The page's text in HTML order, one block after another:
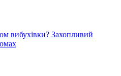
вибухівки? Захопливий